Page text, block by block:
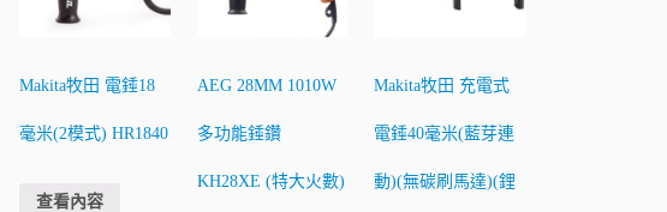
Makita牧田 電錘18
毫米(2模式) HR1840
查看內容
AEG 28MM 1010W
多功能錘鑽
KH28XE (特大火數)
Makita牧田 充電式
電錘40毫米(藍芽連
動)(無碳刷馬達)(鋰